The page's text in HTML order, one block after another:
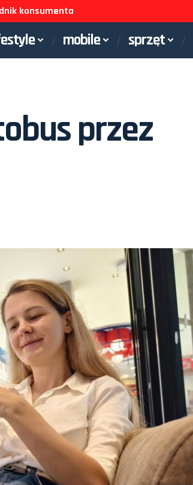
konsumenta
mobile sprzęt
przez